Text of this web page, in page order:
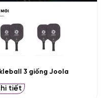
3 giống Joola
tiết